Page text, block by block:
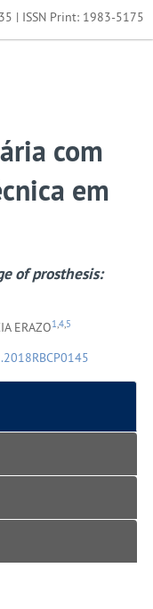
| ISSN Print: 1983-5175
com
em
of prosthesis:
ERAZO1,4,5